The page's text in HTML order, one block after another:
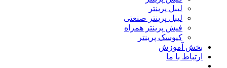
لیبل پرینتر
لیبل پرینتر صنعتی
فیش پرینتر همراه
کیوسک پرینتر
بخش آموزش
ارتباط با ما